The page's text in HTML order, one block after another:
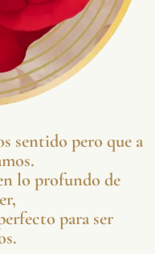
sentido pero que a
lo profundo de
para ser